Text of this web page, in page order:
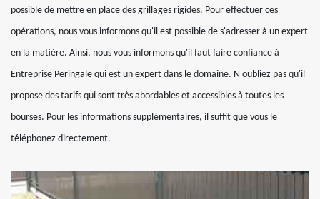
possible de mettre en place des grillages rigides. Pour effectuer ces
opérations, nous vous informons qu'il est possible de s'adresser à un expert
en la matière. Ainsi, nous vous informons qu'il faut faire confiance à
Entreprise Peringale qui est un expert dans le domaine. N'oubliez pas qu'il
propose des tarifs qui sont très abordables et accessibles à toutes les
bourses. Pour les informations supplémentaires, il suffit que vous le
téléphonez directement.